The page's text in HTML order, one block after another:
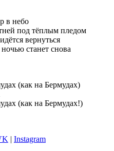
в небо
под тёплым пледом
вернуться
станет снова
(как на Бермудах)
(как на Бермудах!)
| Instagram